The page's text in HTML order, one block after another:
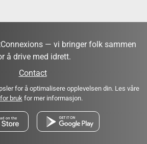
— vi bringer folk sammen
å drive med idrett.
Contact
for å optimalisere opplevelsen din. Les våre
brukfor mer informasjon.